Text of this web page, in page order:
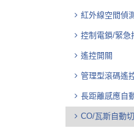
紅外線空間偵
控制電鎖/緊急
遙控開關
管理型滾碼遙
長距離感應自
CO/瓦斯自動